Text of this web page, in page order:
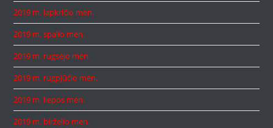
2019 m. lapkričio mėn.
2019 m. spalio mėn.
2019 m. rugsėjo mėn.
2019 m. rugpjūčio mėn.
2019 m. liepos mėn.
2019 m. birželio mėn.